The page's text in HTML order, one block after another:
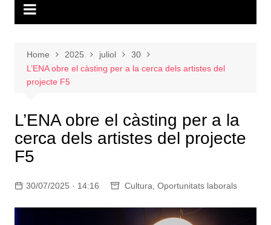
Home 2025 juliol
30
L’ENA obre el càsting per a la cerca dels artistes del
projecte F5
L’ENA obre el càsting per a la
cerca dels artistes del projecte
F5
30/07/2025 · 14:16 Cultura Oportunitats laborals